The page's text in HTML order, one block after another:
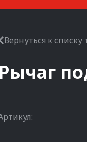
Вернуться к списку
Рычаг